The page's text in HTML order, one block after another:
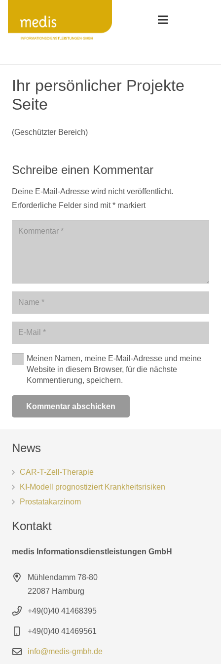
Ihr persönlicher Projekte
Seite
(Geschützter Bereich)
Schreibe einen Kommentar
Deine E-Mail-Adresse wird nicht veröffentlicht.
Erforderliche Felder sind mit* markiert
Meinen Namen, meine E-Mail-Adresse und meine
Website in diesem Browser, für die nächste
Kommentierung, speichern.
Kommentar abschicken
News
CAR-T-Zell-Therapie
KI-Modell prognostiziert Krankheitsrisiken
Prostatakarzinom
Kontakt
medis Informationsdienstleistungen GmbH
Mühlendamm 78-80
22087 Hamburg
+49(0)40 41468395
+49(0)40 41469561
info@medis-gmbh.de